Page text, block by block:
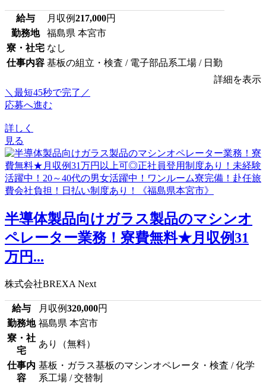
給与 月収例217,000円
勤務地
福島県 本宮市
寮・社宅 なし
仕事内容 基板の組立・検査 / 電子部品系工場 / 日勤
詳細を表示
＼最短45秒で完了／
応募へ進む
詳しく
見る
半導体製品向けガラス製品のマシンオ
ペレーター業務！寮費無料★月収例31
万円...
株式会社BREXA Next
給与 月収例320,000円
勤務地 福島県 本宮市
寮・社
宅
あり（無料）
仕事内
容
基板・ガラス基板のマシンオペレータ・検査 / 化学
系工場 / 交替制